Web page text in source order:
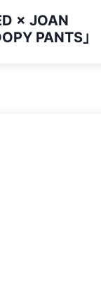
× JOAN
PANTS」